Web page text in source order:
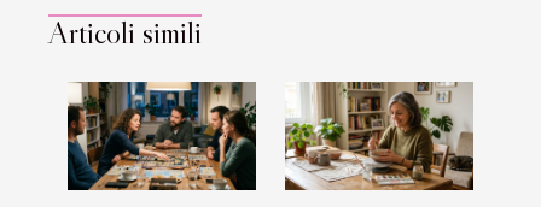
Articoli simili